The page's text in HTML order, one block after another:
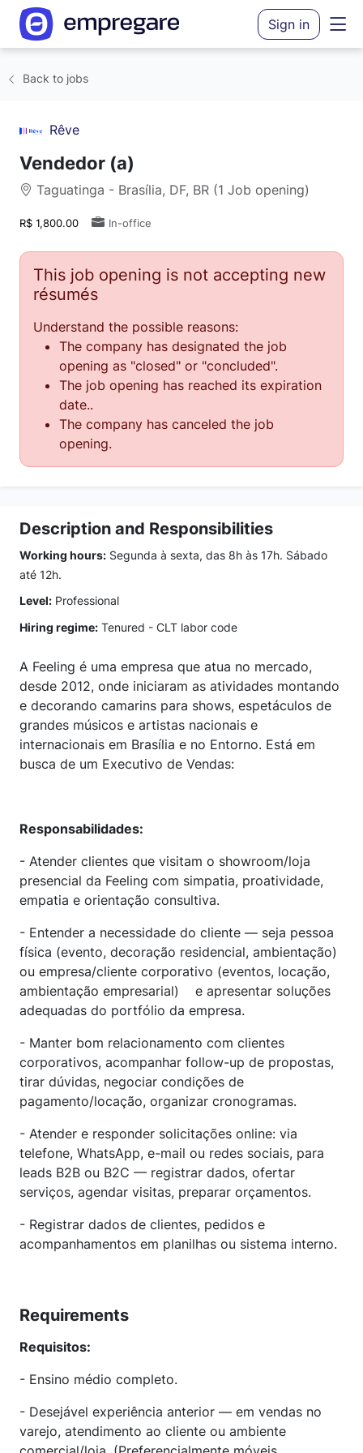
Sign in
Back to jobs
Rêve
Vendedor (a)
Taguatinga - Brasília, DF, BR (1 Job opening)
R$ 1,800.00 In-office
This job opening is not accepting new
résumés
Understand the possible reasons:
The company has designated the job
opening as "closed" or "concluded".
The job opening has reached its expiration
date..
The company has canceled the job
opening.
Description and Responsibilities
Working hours: Segunda à sexta, das 8h às 17h. Sábado
até 12h.
Level: Professional
Hiring regime: Tenured - CLT labor code
A Feeling é uma empresa que atua no mercado,
desde 2012, onde iniciaram as atividades montando
e decorando camarins para shows, espetáculos de
grandes músicos e artistas nacionais e
internacionais em Brasília e no Entorno. Está em
busca de um Executivo de Vendas:
Responsabilidades:
- Atender clientes que visitam o showroom/loja
presencial da Feeling com simpatia, proatividade,
empatia e orientação consultiva.
- Entender a necessidade do cliente — seja pessoa
física (evento, decoração residencial, ambientação)
ou empresa/cliente corporativo (eventos, locação,
ambientação empresarial) e apresentar soluções
adequadas do portfólio da empresa.
- Manter bom relacionamento com clientes
corporativos, acompanhar follow-up de propostas,
tirar dúvidas, negociar condições de
pagamento/locação, organizar cronogramas.
- Atender e responder solicitações online: via
telefone, WhatsApp, e-mail ou redes sociais, para
leads B2B ou B2C — registrar dados, ofertar
serviços, agendar visitas, preparar orçamentos.
- Registrar dados de clientes, pedidos e
acompanhamentos em planilhas ou sistema interno.
Requirements
Requisitos:
- Ensino médio completo.
- Desejável experiência anterior — em vendas no
varejo, atendimento ao cliente ou ambiente